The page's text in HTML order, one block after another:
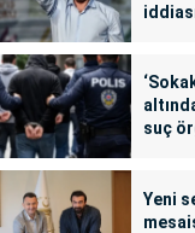
suç
Yeni